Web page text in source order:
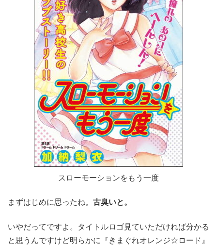
スローモーションをもう一度
まずはじめに思ったね。 古臭いと。
いやだってですよ。タイトルロゴ見ていただければ分かる
と思うんですけど明らかに『きまぐれオレンジ☆ロード』